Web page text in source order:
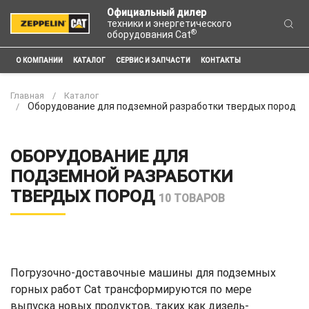
Официальный дилер
техники и энергетического
оборудования Cat®
О КОМПАНИИ КАТАЛОГ СЕРВИС И ЗАПЧАСТИ КОНТАКТЫ
Главная Каталог
Оборудование для подземной разработки твердых пород
ОБОРУДОВАНИЕ ДЛЯ
ПОДЗЕМНОЙ РАЗРАБОТКИ
ТВЕРДЫХ ПОРОД 10 ТОВАРОВ
Погрузочно-доставочные машины для подземных
горных работ Cat трансформируются по мере
выпуска новых продуктов, таких как дизель-